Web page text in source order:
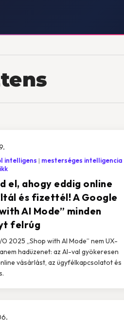
el, ahogy eddig online
és fizettél! A Google
AI Mode” minden
felrúg
intelligens
mesterséges intelligencia
2025 „Shop with AI Mode” nem UX-
hadüzenet: az AI-val gyökeresen
vásárlást, az ügyfélkapcsolatot és